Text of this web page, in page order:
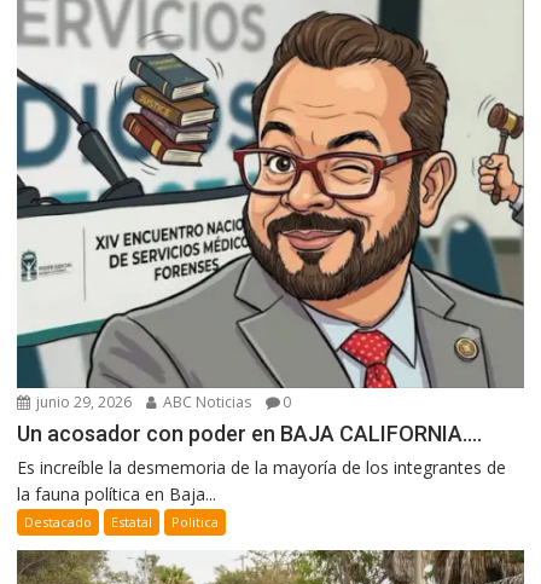
junio 29, 2026 ABC Noticias 0
Un acosador con poder en BAJA CALIFORNIA….
Es increíble la desmemoria de la mayoría de los integrantes de
la fauna política en Baja...
Destacado Estatal Politica